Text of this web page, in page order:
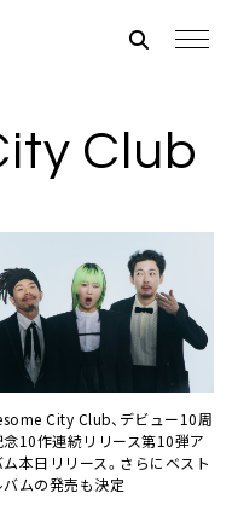
Club
City Club、デビュー10周
念10作連続リリース第10弾ア
ム本日リリース。さらにベスト
バムの発売も決定